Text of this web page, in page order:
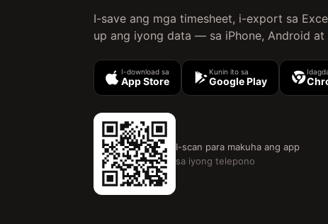
I-save ang mga timesheet, i-export sa
up ang iyong data — sa iPhone, Android at
I-download sa
App Store
Kunin ito sa
Google Play
I-scan para makuha ang app
sa iyong telepono